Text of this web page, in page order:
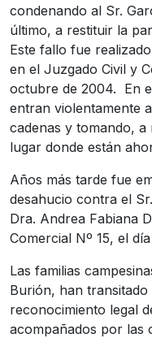
condenando al Sr.
último, a restituir la
Este fallo fue
en el Juzgado Civil y
octubre de 2004. En
entran violentamente
cadenas y tomando,
lugar donde están
Años más tarde fue
desahucio contra el
Dra. Andrea Fabiana
Comercial Nº 15, el
Las familias
Burión, han
reconocimiento legal
acompañados por las